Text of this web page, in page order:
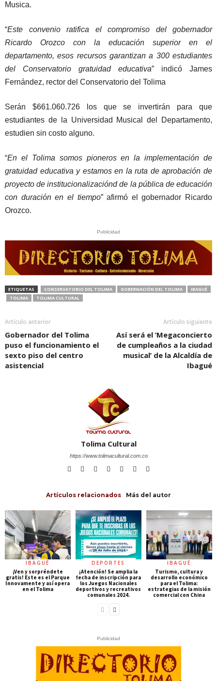
Musica.
“Este convenio ratifica el compromiso del gobernador
Ricardo Orozco con la educación superior en el
departamento, esos recursos garantizan a 300 estudiantes
del Conservatorio gratuidad educativa” indicó James
Fernández, rector del Conservatorio del Tolima
Serán $661.060.726 los que se invertirán para que
estudiantes de la Universidad Musical del Departamento,
estudien sin costo alguno.
“En el Tolima somos pioneros en la implementación de
gratuidad educativa y estamos en la ruta de aprobación de
proyecto de institucionalizaciónd de la pública de educación
con duración en el tiempo” afirmó el gobernador Ricardo
Orozco.
Publicidad
ETIQUETAS CONSERVATORIO DEL TOLIMA GOBERNACIÓN DEL TOLIMA
IBAGUÉ
TOLIMA
TOLIMA CULTURAL
Artículo anterior
Gobernador del Tolima
puso el funcionamiento el
sexto piso del centro
asistencial
Artículo siguiente
Así será el ‘Megaconcierto
de cumpleaños a la ciudad
musical’ de la Alcaldía de
Ibagué
Tolima Cultural
https://www.tolimacultural.com.co
Artículos relacionados Más del autor
IBAGUÉ
¡Ven y sorpréndete
gratis! Este es el Parque
Innovamente y así opera
en el Tolima
DEPORTES
¡Atención! Se amplia la
fecha de inscripción para
los Juegos Nacionales
deportivos y recreativos
comunales 2024.
IBAGUÉ
Turismo, cultura y
desarrollo económico
para el Tolima:
estrategias de la misión
comercial con China
Publicidad